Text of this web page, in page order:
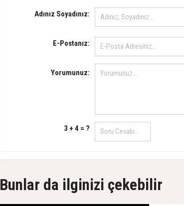
Adınız Soyadınız:
E-Postanız:
Yorumunuz:
3 + 4 = ?
Bunlar da ilginizi çekebilir